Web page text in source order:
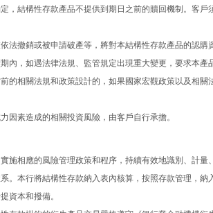
，結構性存款產品不提供到期日之前的贖回機制。客
法撤銷或被申請破產等，將對本結構性存款產品的認購
內，如遇法律法規、監管規定出現重大變更，要求本產
的相關法規和政策設計的，如果國家宏觀政策以及相
因素造成的相關投資風險，由客戶自行承擔。
施相應的風險管理政策和程序，持續有效地識別、計
。本行將結構性存款納入表內核算，按照存款管理，
資本和撥備。